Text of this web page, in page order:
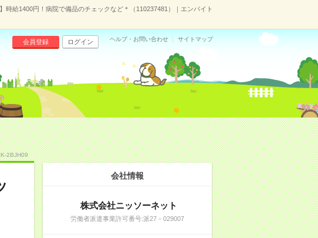
時給1400円！病院で備品のチェックなど＊（110237481）｜エンバイト
会員登録 ログイン ヘルプ・お問い合わせ サイトマップ
2BJH09
会社情報
株式会社ニッソーネット
労働者派遣事業許可番号:派27－029007